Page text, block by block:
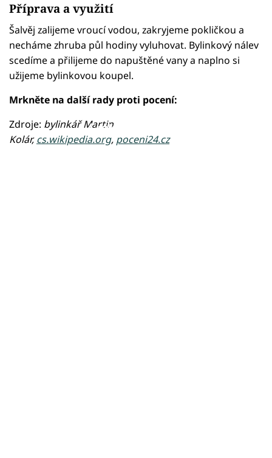
Příprava a využití
Šalvěj zalijeme vroucí vodou, zakryjeme pokličkou a
necháme zhruba půl hodiny vyluhovat. Bylinkový nálev
scedíme a přilijeme do napuštěné vany a naplno si
užijeme bylinkovou koupel.
Mrkněte na další rady proti pocení:
Failed to fetch
Zdroje: bylinkář Martin
Kolár,cs.wikipedia.org, poceni24.cz